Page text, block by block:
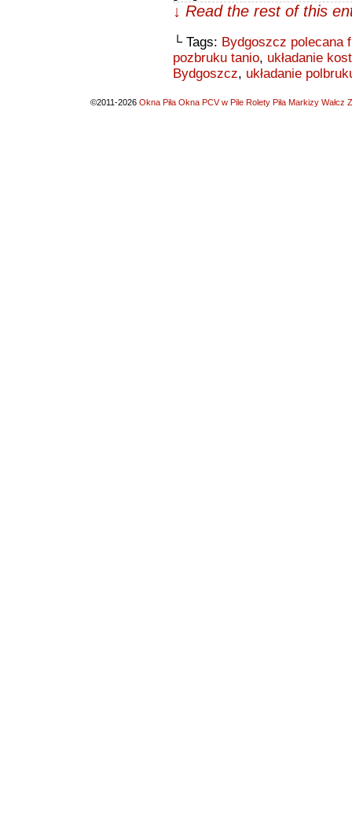
↓ Read the rest of this
└ Tags: Bydgoszcz polecana
pozbruku tanio, układanie
Bydgoszcz, układanie
©2011-2026 Okna Piła Okna PCV w Pile Rolety Piła Markizy Wałcz